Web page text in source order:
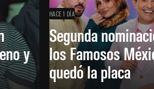
y
HACE 1 DÍA
Segunda
los Famosos
quedó la placa